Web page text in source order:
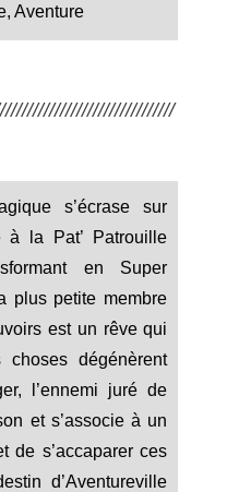
Aventure
s’écrase sur
à la Pat’ Patrouille
en Super
plus petite membre
est un rêve qui
dégénèrent
l’ennemi juré de
et s’associe à un
de s’accaparer ces
d’Aventureville